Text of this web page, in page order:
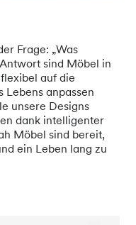
Frage: „Was
sind Möbel in
auf die
anpassen
unsere Designs
dank intelligenter
Möbel sind bereit,
ein Leben lang zu